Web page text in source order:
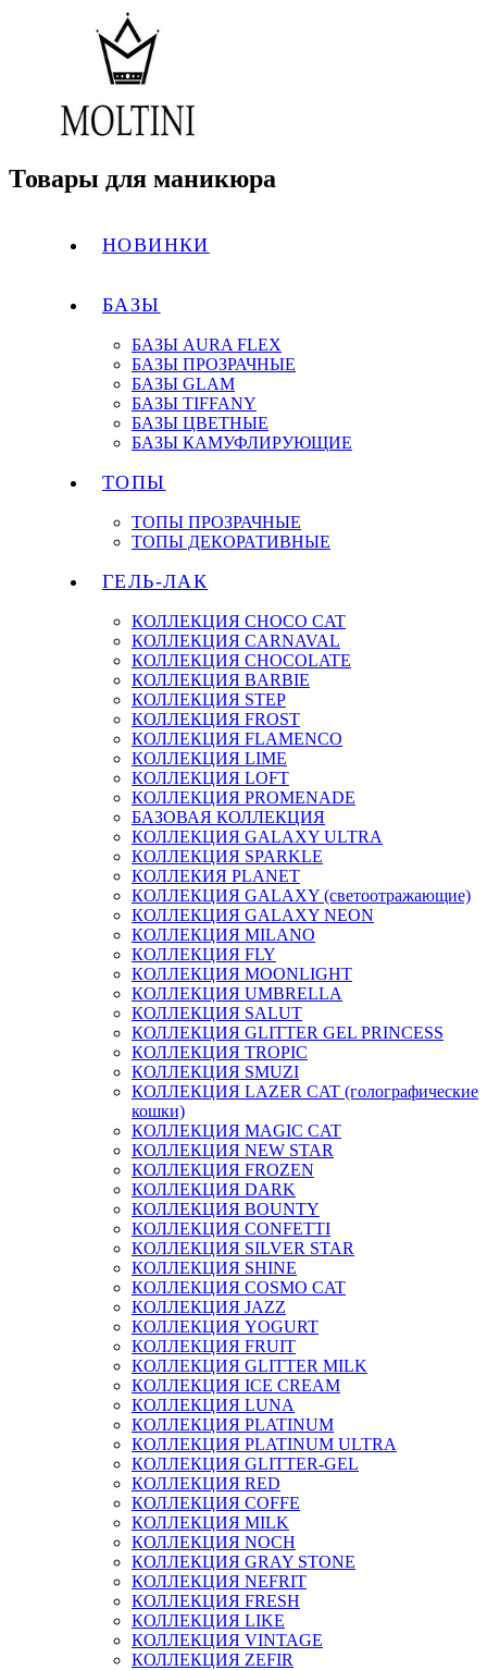
Товары для маникюра
НОВИНКИ
БАЗЫ
БАЗЫ AURA FLEX
БАЗЫ ПРОЗРАЧНЫЕ
БАЗЫ GLAM
БАЗЫ TIFFANY
БАЗЫ ЦВЕТНЫЕ
БАЗЫ КАМУФЛИРУЮЩИЕ
ТОПЫ
ТОПЫ ПРОЗРАЧНЫЕ
ТОПЫ ДЕКОРАТИВНЫЕ
ГЕЛЬ-ЛАК
КОЛЛЕКЦИЯ CHOCO CAT
КОЛЛЕКЦИЯ CARNAVAL
КОЛЛЕКЦИЯ CHOCOLATE
КОЛЛЕКЦИЯ BARBIE
КОЛЛЕКЦИЯ STEP
КОЛЛЕКЦИЯ FROST
КОЛЛЕКЦИЯ FLAMENCO
КОЛЛЕКЦИЯ LIME
КОЛЛЕКЦИЯ LOFT
КОЛЛЕКЦИЯ PROMENADE
БАЗОВАЯ КОЛЛЕКЦИЯ
КОЛЛЕКЦИЯ GALAXY ULTRA
КОЛЛЕКЦИЯ SPARKLE
КОЛЛЕКИЯ PLANET
КОЛЛЕКЦИЯ GALAXY (светоотражающие)
КОЛЛЕКЦИЯ GALAXY NEON
КОЛЛЕКЦИЯ MILANO
КОЛЛЕКЦИЯ FLY
КОЛЛЕКЦИЯ MOONLIGHT
КОЛЛЕКЦИЯ UMBRELLA
КОЛЛЕКЦИЯ SALUT
КОЛЛЕКЦИЯ GLITTER GEL PRINCESS
КОЛЛЕКЦИЯ TROPIC
КОЛЛЕКЦИЯ SMUZI
КОЛЛЕКЦИЯ LAZER CAT (голографические
кошки)
КОЛЛЕКЦИЯ MAGIC CAT
КОЛЛЕКЦИЯ NEW STAR
КОЛЛЕКЦИЯ FROZEN
КОЛЛЕКЦИЯ DARK
КОЛЛЕКЦИЯ BOUNTY
КОЛЛЕКЦИЯ CONFETTI
КОЛЛЕКЦИЯ SILVER STAR
КОЛЛЕКЦИЯ SHINE
КОЛЛЕКЦИЯ COSMO CAT
КОЛЛЕКЦИЯ JAZZ
КОЛЛЕКЦИЯ YOGURT
КОЛЛЕКЦИЯ FRUIT
КОЛЛЕКЦИЯ GLITTER MILK
КОЛЛЕКЦИЯ ICE CREAM
КОЛЛЕКЦИЯ LUNA
КОЛЛЕКЦИЯ PLATINUM
КОЛЛЕКЦИЯ PLATINUM ULTRA
КОЛЛЕКЦИЯ GLITTER-GEL
КОЛЛЕКЦИЯ RED
КОЛЛЕКЦИЯ COFFE
КОЛЛЕКЦИЯ MILK
КОЛЛЕКЦИЯ NOCH
КОЛЛЕКЦИЯ GRAY STONE
КОЛЛЕКЦИЯ NEFRIT
КОЛЛЕКЦИЯ FRESH
КОЛЛЕКЦИЯ LIKE
КОЛЛЕКЦИЯ VINTAGE
КОЛЛЕКЦИЯ ZEFIR